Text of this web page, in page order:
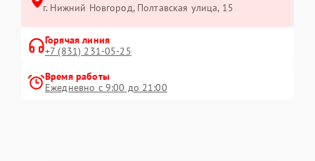
г. Нижний Новгород, Полтавская улица, 15
Горячая линия
+7 (831) 231-05-25
Время работы
Ежедневно с 9:00 до 21:00